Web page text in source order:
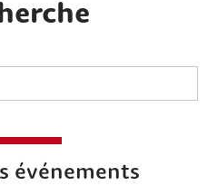
événements